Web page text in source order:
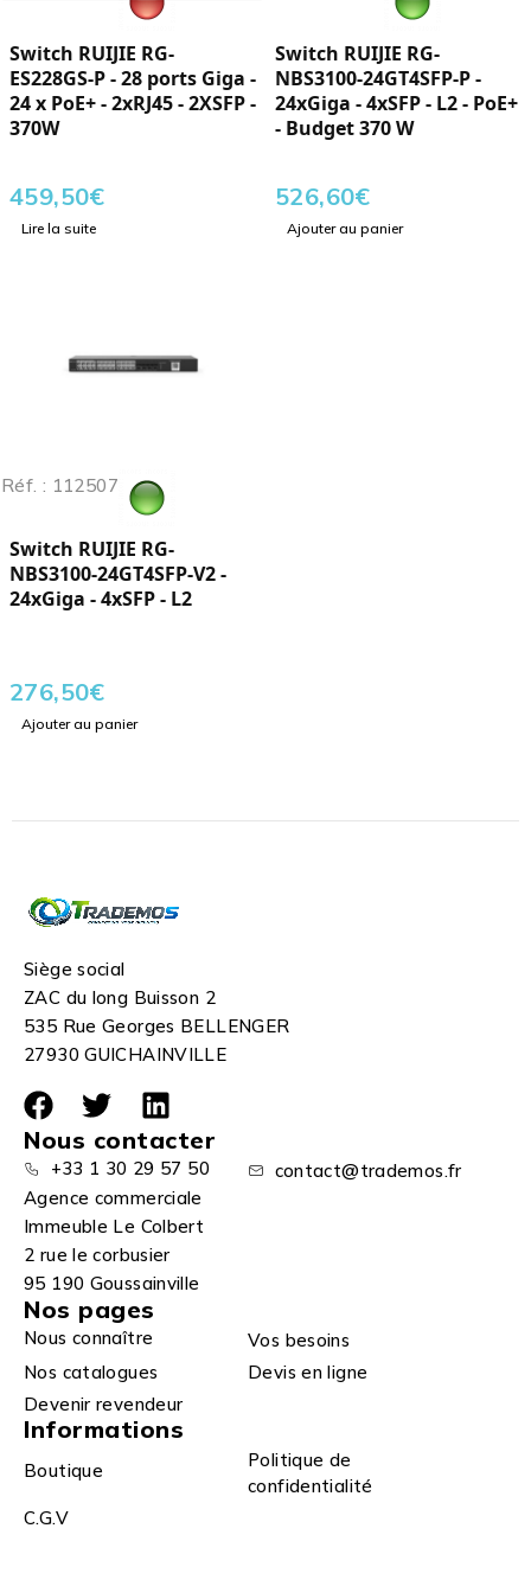
Switch RUIJIE RG-
ES228GS-P - 28 ports Giga -
24 x PoE+ - 2xRJ45 - 2XSFP -
370W
459,50€
Lire la suite
Switch RUIJIE RG-
NBS3100-24GT4SFP-P -
24xGiga - 4xSFP - L2 - PoE+
- Budget 370 W
526,60€
Ajouter au panier
Réf. : 112507
Switch RUIJIE RG-
NBS3100-24GT4SFP-V2 -
24xGiga - 4xSFP - L2
276,50€
Ajouter au panier
Siège social
ZAC du long Buisson 2
535 Rue Georges BELLENGER
27930 GUICHAINVILLE
Nous contacter
+33 1 30 29 57 50
contact@trademos.fr
Agence commerciale
Immeuble Le Colbert
2 rue le corbusier
95 190 Goussainville
Nos pages
Nous connaître
Vos besoins
Nos catalogues
Devis en ligne
Devenir revendeur
Informations
Boutique
Politique de
confidentialité
C.G.V